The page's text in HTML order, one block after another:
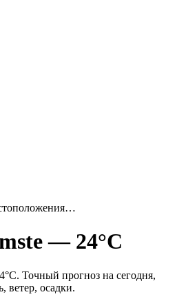
— 24°C
Точный прогноз на сегодня,
ветер, осадки.